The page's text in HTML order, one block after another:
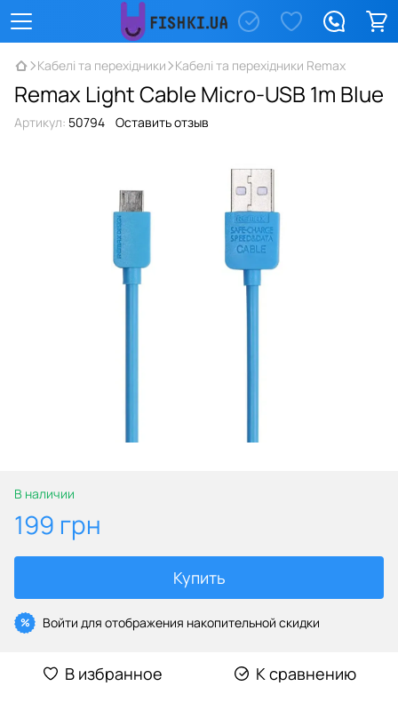
Кабелі та перехідники Кабелі та перехідники Remax
Remax Light Cable Micro-USB 1m Blue
Артикул: 50794 Оставить отзыв
В наличии
199 грн
Купить
% Войти для отображения накопительной скидки
В избранное К сравнению